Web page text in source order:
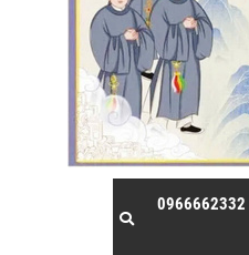
0966662332